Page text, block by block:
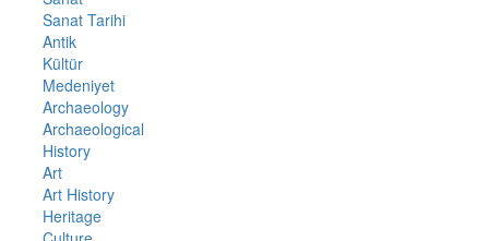
Sanat Tarihi
Antik
Kültür
Medeniyet
Archaeology
Archaeological
History
Art
Art History
Heritage